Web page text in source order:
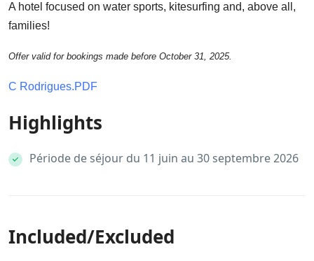
A hotel focused on water sports, kitesurfing and, above all,
families!
Offer valid for bookings made before October 31, 2025.
C Rodrigues.PDF
Highlights
Période de séjour du 11 juin au 30 septembre 2026
Included/Excluded